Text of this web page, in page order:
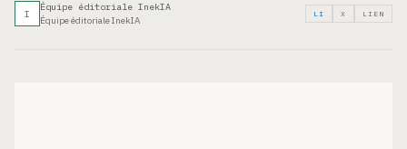
I
Équipe éditoriale InekIA
Équipe éditoriale InekIA
LI X LIEN